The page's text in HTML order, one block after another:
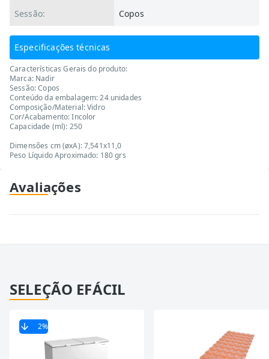
Sessão: Copos
Especificações técnicas
Características Gerais do produto:
Marca: Nadir
Sessão: Copos
Conteúdo da embalagem: 24 unidades
Composição/Material: Vidro
Cor/Acabamento: Incolor
Capacidade (ml): 250
Dimensões cm (øxA): 7,541x11,0
Peso Líquido Aproximado: 180 grs
Avaliações
SELEÇÃO EFÁCIL
2%